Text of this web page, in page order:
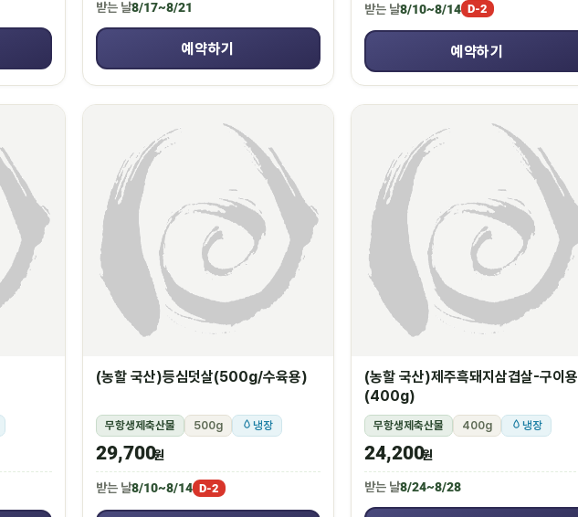
받는 날8/17~8/21
예약하기
받는 날8/10~8/14 D-2
예약하기
(농할 국산)등심덧살(500g/수육용)
무항생제축산물 500g 냉장
29,700원
받는 날8/10~8/14 D-2
(농할 국산)제주흑돼지삼겹살-구이용
(400g)
무항생제축산물 400g 냉장
24,200원
받는 날8/24~8/28